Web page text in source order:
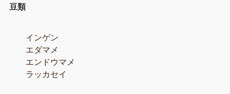
豆類
インゲン
エダマメ
エンドウマメ
ラッカセイ